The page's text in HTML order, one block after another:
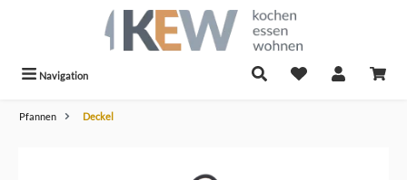
Navigation
Pfannen Deckel